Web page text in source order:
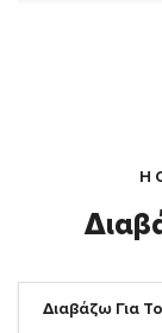
Η
Διαβάζω Για